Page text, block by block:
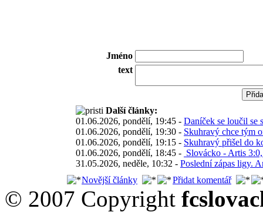
Jméno
text
Další články:
01.06.2026, pondělí, 19:45 - Daníček se loučil se
01.06.2026, pondělí, 19:30 - Skuhravý chce tým
01.06.2026, pondělí, 19:15 - Skuhravý přišel do
01.06.2026, pondělí, 18:45 - Slovácko - Artis
31.05.2026, neděle, 10:32 - Poslední zápas ligy.
Novější články
Přidat komentář
© 2007 Copyright